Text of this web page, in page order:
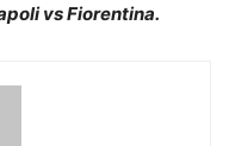
vs Fiorentina.